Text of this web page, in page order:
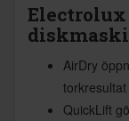
Electrolux
AirDry
torkresultat
QuickLift